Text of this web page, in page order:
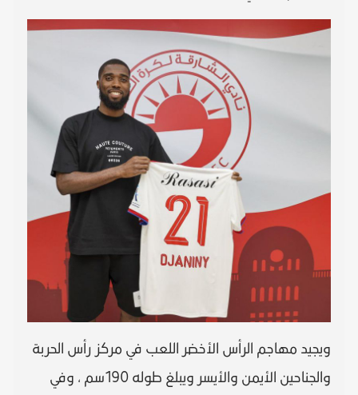
ويجيد مهاجم الرأس الأخضر اللعب في مركز رأس الحربة
والجناحين الأيمن والأيسر ويبلغ طوله 190سم ، وفي